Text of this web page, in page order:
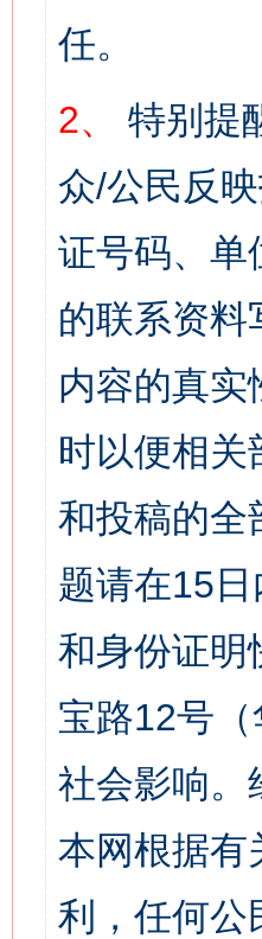
任。
2、
特别提
众/公民反
证号码、单
的联系资料
内容的真实
时以便相关
和投稿的全
题请在15
和身份证明
宝路12号
社会影响。
本网根据有
利，任何公